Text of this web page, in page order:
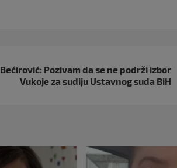
Bećirović: Pozivam da se ne podrži izbor
Vukoje za sudiju Ustavnog suda BiH